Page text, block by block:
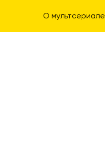
О мультсериале